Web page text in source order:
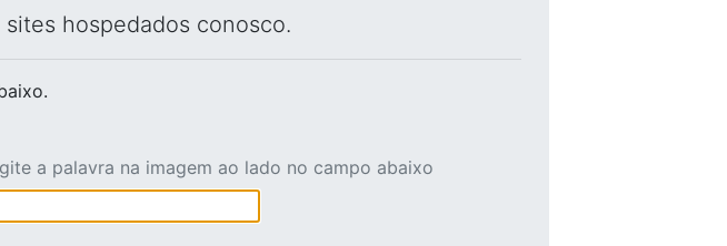
hospedados conosco.
a palavra na imagem ao lado no campo abaixo